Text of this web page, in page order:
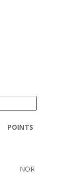
POINTS
NOR